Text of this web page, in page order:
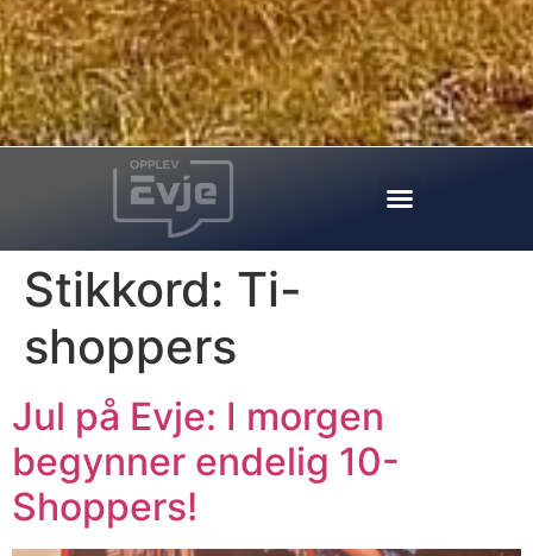
Stikkord: Ti-
shoppers
Jul på Evje: I morgen
begynner endelig 10-
Shoppers!